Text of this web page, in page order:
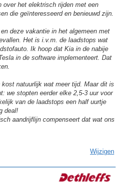
over het elektrisch rijden met een
die geïnteresseerd en benieuwd zijn.
deze vakantie in het algemeen met
Het is i.v.m. de laadstops wat
Ik hoop dat Kia in de nabije
in de software implementeert. Dat
natuurlijk wat meer tijd. Maar dit is
we stopten eerder elke 2,5-3 uur voor
van de laadstops een half uurtje
deal!
aandrijflijn compenseert dat wat ons
Wijzigen